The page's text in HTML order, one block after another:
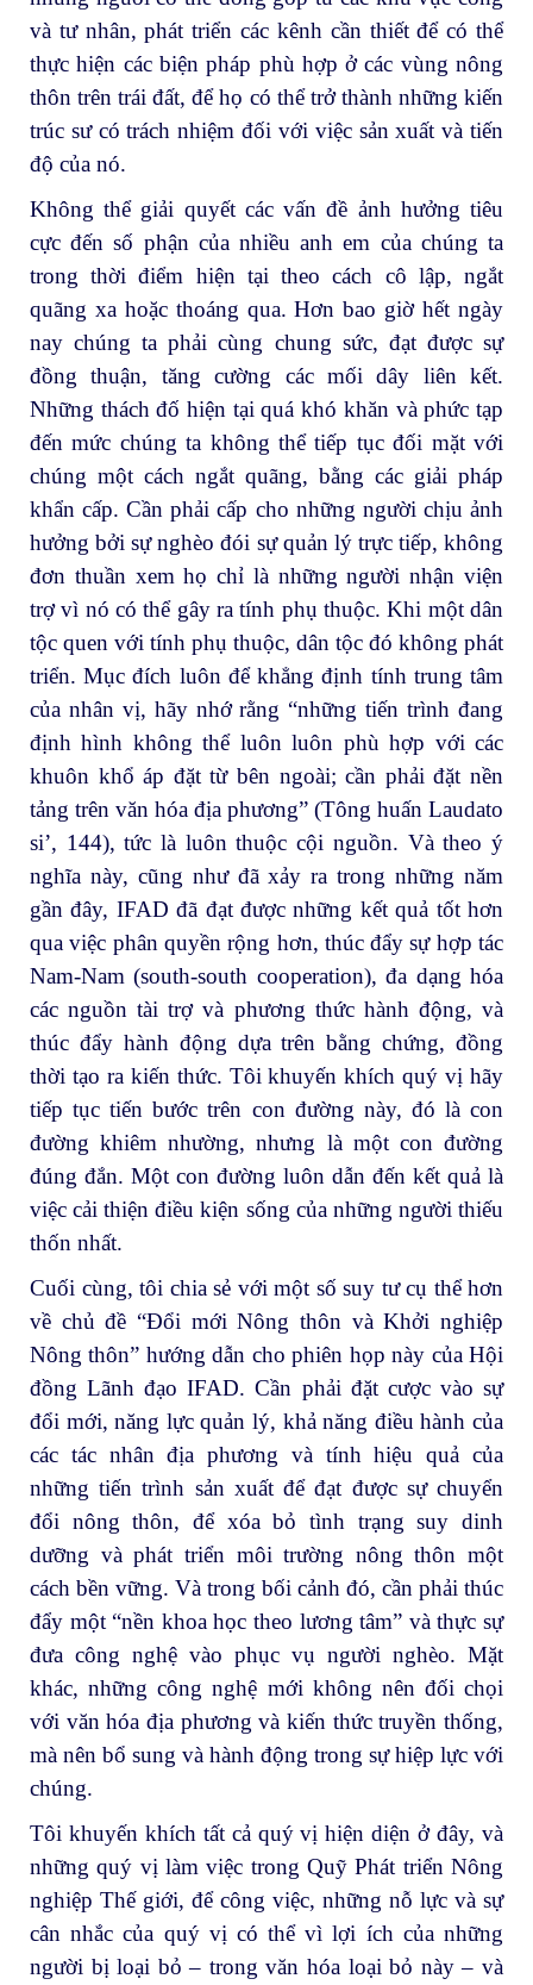
và tư nhân, phát triển các kênh cần thiết để có thể
thực hiện các biện pháp phù hợp ở các vùng nông
thôn trên trái đất, để họ có thể trở thành những kiến
trúc sư có trách nhiệm đối với việc sản xuất và tiến
độ của nó.
Không thể giải quyết các vấn đề ảnh hưởng tiêu
cực đến số phận của nhiều anh em của chúng ta
trong thời điểm hiện tại theo cách cô lập, ngắt
quãng xa hoặc thoáng qua. Hơn bao giờ hết ngày
nay chúng ta phải cùng chung sức, đạt được sự
đồng thuận, tăng cường các mối dây liên kết.
Những thách đố hiện tại quá khó khăn và phức tạp
đến mức chúng ta không thể tiếp tục đối mặt với
chúng một cách ngắt quãng, bằng các giải pháp
khẩn cấp. Cần phải cấp cho những người chịu ảnh
hưởng bởi sự nghèo đói sự quản lý trực tiếp, không
đơn thuần xem họ chỉ là những người nhận viện
trợ vì nó có thể gây ra tính phụ thuộc. Khi một dân
tộc quen với tính phụ thuộc, dân tộc đó không phát
triển. Mục đích luôn để khẳng định tính trung tâm
của nhân vị, hãy nhớ rằng “những tiến trình đang
định hình không thể luôn luôn phù hợp với các
khuôn khổ áp đặt từ bên ngoài; cần phải đặt nền
tảng trên văn hóa địa phương” (Tông huấn Laudato
si’, 144), tức là luôn thuộc cội nguồn. Và theo ý
nghĩa này, cũng như đã xảy ra trong những năm
gần đây, IFAD đã đạt được những kết quả tốt hơn
qua việc phân quyền rộng hơn, thúc đẩy sự hợp tác
Nam-Nam (south-south cooperation), đa dạng hóa
các nguồn tài trợ và phương thức hành động, và
thúc đẩy hành động dựa trên bằng chứng, đồng
thời tạo ra kiến thức. Tôi khuyến khích quý vị hãy
tiếp tục tiến bước trên con đường này, đó là con
đường khiêm nhường, nhưng là một con đường
đúng đắn. Một con đường luôn dẫn đến kết quả là
việc cải thiện điều kiện sống của những người thiếu
thốn nhất.
Cuối cùng, tôi chia sẻ với một số suy tư cụ thể hơn
về chủ đề “Đổi mới Nông thôn và Khởi nghiệp
Nông thôn” hướng dẫn cho phiên họp này của Hội
đồng Lãnh đạo IFAD. Cần phải đặt cược vào sự
đổi mới, năng lực quản lý, khả năng điều hành của
các tác nhân địa phương và tính hiệu quả của
những tiến trình sản xuất để đạt được sự chuyển
đổi nông thôn, để xóa bỏ tình trạng suy dinh
dưỡng và phát triển môi trường nông thôn một
cách bền vững. Và trong bối cảnh đó, cần phải thúc
đẩy một “nền khoa học theo lương tâm” và thực sự
đưa công nghệ vào phục vụ người nghèo. Mặt
khác, những công nghệ mới không nên đối chọi
với văn hóa địa phương và kiến thức truyền thống,
mà nên bổ sung và hành động trong sự hiệp lực với
chúng.
Tôi khuyến khích tất cả quý vị hiện diện ở đây, và
những quý vị làm việc trong Quỹ Phát triển Nông
nghiệp Thế giới, để công việc, những nỗ lực và sự
cân nhắc của quý vị có thể vì lợi ích của những
người bị loại bỏ – trong văn hóa loại bỏ này – và